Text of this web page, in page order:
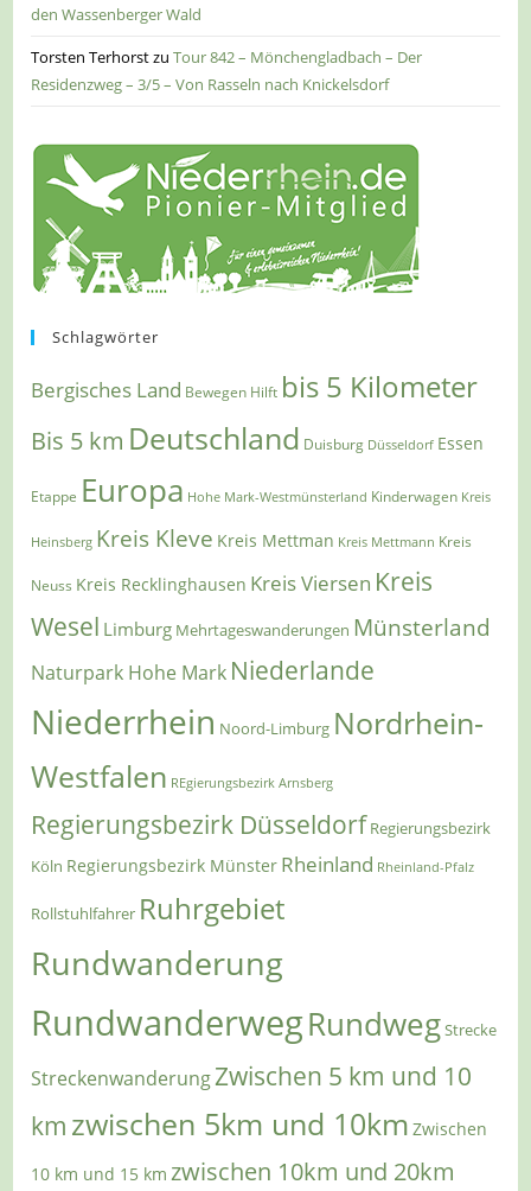
den Wassenberger Wald
Torsten TerhorstzuTour 842 – Mönchengladbach – Der
Residenzweg – 3/5 – Von Rasseln nach Knickelsdorf
Schlagwörter
Bergisches Land Bewegen Hilft bis 5 Kilometer
Bis 5 km Deutschland Duisburg Düsseldorf Essen
Etappe Europa Hohe Mark-Westmünsterland Kinderwagen Kreis
Heinsberg Kreis Kleve Kreis Mettman Kreis Mettmann Kreis
Neuss Kreis Recklinghausen Kreis Viersen Kreis
Wesel Limburg Mehrtageswanderungen Münsterland
Naturpark Hohe Mark Niederlande
Niederrhein Noord-Limburg Nordrhein-
Westfalen REgierungsbezirk Arnsberg
Regierungsbezirk Düsseldorf Regierungsbezirk
Köln Regierungsbezirk Münster Rheinland Rheinland-Pfalz
Rollstuhlfahrer Ruhrgebiet
Rundwanderung
RundwanderwegRundwegStrecke
StreckenwanderungZwischen 5 km und 10
km zwischen 5km und 10km Zwischen
10 km und 15 km zwischen 10km und 20km